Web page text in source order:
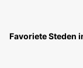
Favoriete Steden